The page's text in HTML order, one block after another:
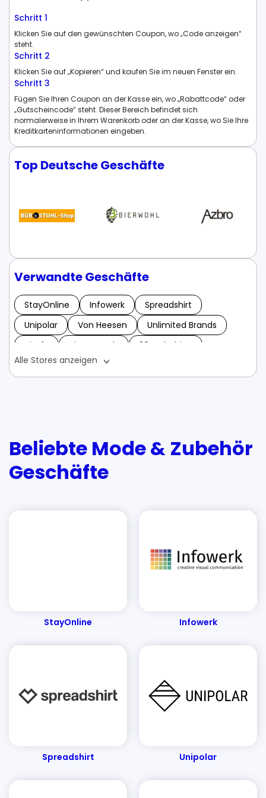
Schritt 1
Klicken Sie auf den gewünschten Coupon, wo „Code anzeigen“
steht.
Schritt 2
Klicken Sie auf „Kopieren“ und kaufen Sie im neuen Fenster ein.
Schritt 3
Fügen Sie Ihren Coupon an der Kasse ein, wo „Rabattcode“ oder
„Gutscheincode“ steht. Dieser Bereich befindet sich
normalerweise in Ihrem Warenkorb oder an der Kasse, wo Sie Ihre
Kreditkarteninformationen eingeben.
Top Deutsche Geschäfte
Verwandte Geschäfte
StayOnline Infowerk
Spreadshirt
Unipolar
Von Heesen
Unlimited Brands
Vitafy
VitaNaturals
304 Clothing
Bürostuhl-Shop
Aurum Jewelry Gutscheine - Mai 2024
Alle Stores anzeigen
Beliebte Mode & Zubehör
Geschäfte
StayOnline Infowerk
Spreadshirt Unipolar